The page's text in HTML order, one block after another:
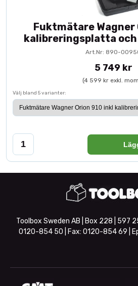
Fuktmätare
kalibreringsplatta
Art.Nr: 890-
5 749 kr
(4 599 kr exkl.
Välj bland 5 varianter:
Toolbox Sweden AB | Box 228 | 597
0120-854 50 | Fax: 0120-854 69 |